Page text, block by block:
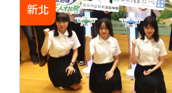
新北